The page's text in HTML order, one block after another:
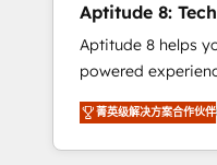
synchronisation
La création de
qui transforment
opportunités d'affaires ➤ La mise
de stratégies
SEA, inbound,
Aptitude 8:
Deployment
Aptitude 8 helps
powered
teams. We build
orchestrate
tech stack. Aptitude 8 is trusted by top
菁英级解决方案合作伙伴